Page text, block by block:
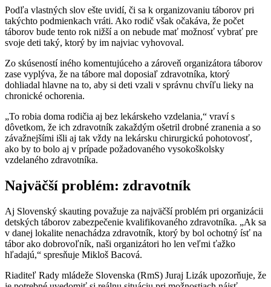
Podľa vlastných slov ešte uvidí, či sa k organizovaniu táborov pri
takýchto podmienkach vráti. Ako rodič však očakáva, že počet
táborov bude tento rok nižší a on nebude mať možnosť vybrať pre
svoje deti taký, ktorý by im najviac vyhovoval.
Zo skúseností iného komentujúceho a zároveň organizátora táborov
zase vyplýva, že na tábore mal doposiaľ zdravotníka, ktorý
dohliadal hlavne na to, aby si deti vzali v správnu chvíľu lieky na
chronické ochorenia.
„To robia doma rodičia aj bez lekárskeho vzdelania,“ vraví s
dôvetkom, že ich zdravotník zakaždým ošetril drobné zranenia a so
závažnejšími išli aj tak vždy na lekársku chirurgickú pohotovosť,
ako by to bolo aj v prípade požadovaného vysokoškolsky
vzdelaného zdravotníka.
Najväčší problém: zdravotník
Aj Slovenský skauting považuje za najväčší problém pri organizácii
detských táborov zabezpečenie kvalifikovaného zdravotníka. „Ak sa
v danej lokalite nenachádza zdravotník, ktorý by bol ochotný ísť na
tábor ako dobrovoľník, naši organizátori ho len veľmi ťažko
hľadajú,“ spresňuje Mikloš Bacová.
Riaditeľ Rady mládeže Slovenska (RmS) Juraj Lizák upozorňuje, že